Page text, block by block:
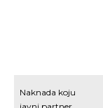
Naknada koju